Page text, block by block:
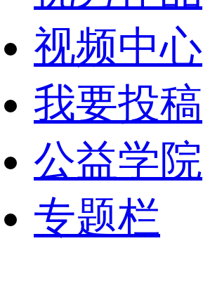
视频中心
我要投稿
公益学院
专题栏